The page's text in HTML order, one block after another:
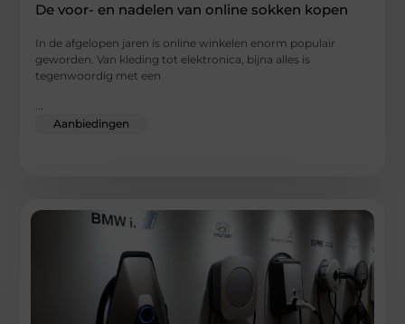
De voor- en nadelen van online sokken kopen
In de afgelopen jaren is online winkelen enorm populair
geworden. Van kleding tot elektronica, bijna alles is
tegenwoordig met een
Aanbiedingen